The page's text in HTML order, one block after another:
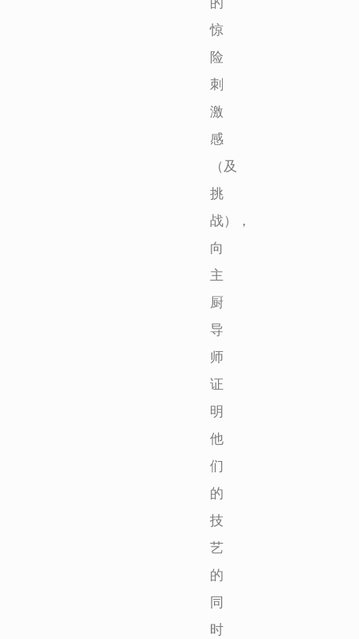
惊
险
刺
激
感
（及
挑
战），
向
主
厨
导
师
证
明
他
们
的
技
艺
的
同
时